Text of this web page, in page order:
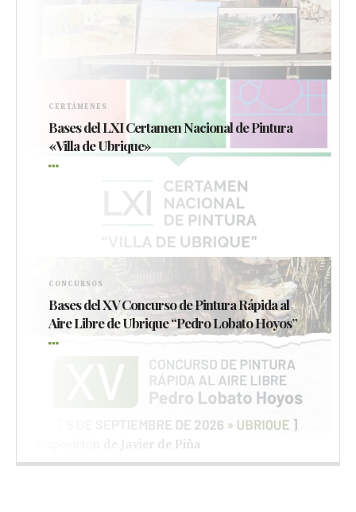
CERTÁMENES
Bases del LXI Certamen Nacional de Pintura
«Villa de Ubrique»
CONCURSOS
Bases del XV Concurso de Pintura Rápida al
Aire Libre de Ubrique “Pedro Lobato Hoyos”